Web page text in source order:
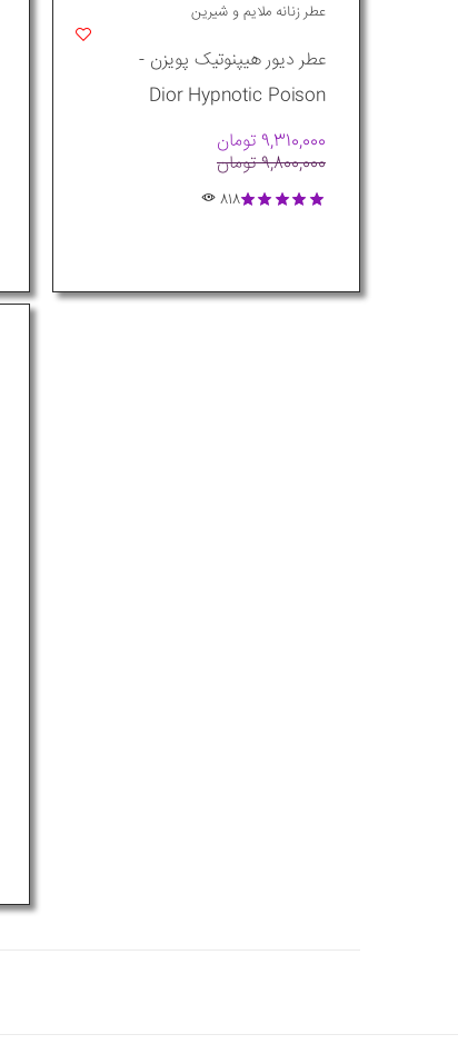
عطر زنانه ملایم و شیرین
عطر دیور هیپنوتیک پویزن -
Dior Hypnotic Poison
9,310,000 تومان
9,800,000 تومان
818